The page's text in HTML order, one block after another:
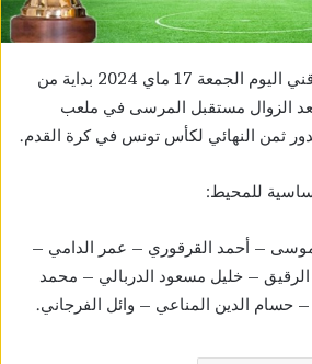
يواجه نادي المحيط القرقني اليوم الجمعة 17 ماي 2024 بداية من
بعد الزوال مستقبل المرسى في ملعب
ثمن النهائي لكأس تونس في كرة القدم.
للمحيط:
– أحمد القرقوري – عمر الدامي –
الرقيق – خليل مسعود الدربالي – محمد
الدين المناعي – وائل الفرجاني.